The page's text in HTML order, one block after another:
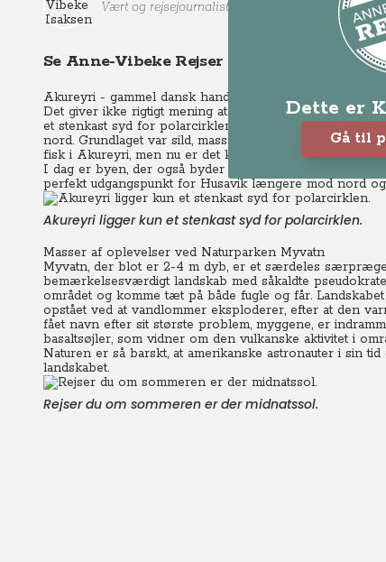
Vært og rejsejournalist
Se Anne-Vibeke Rejser – Island rundt
Dette er
Gå til
Akureyri - gammel dansk handelsstation
Det giver ikke rigtigt mening at tale om store byer på
et stenkast syd for polarcirklen, en større by. Den blev
nord. Grundlaget var sild, masser af sild, som i
fisk i Akureyri, men nu er det konservesindustrien, der
I dag er byen, der også byder på en par gode
perfekt udgangspunkt for Husavik længere mod nord
Akureyri ligger kun et stenkast syd for polarcirklen.
Masser af oplevelser ved Naturparken Myvatn
Myvatn, der blot er 2-4 m dyb, er et særdeles
bemærkelsesværdigt landskab med såkaldte
området og komme tæt på både fugle og får.
opstået ved at vandlommer eksploderer, efter at den
fået navn efter sit største problem, myggene, er
basaltsøjler, som vidner om den vulkanske aktivitet i
Naturen er så barskt, at amerikanske astronauter i sin
landskabet.
Rejser du om sommeren er der midnatssol.